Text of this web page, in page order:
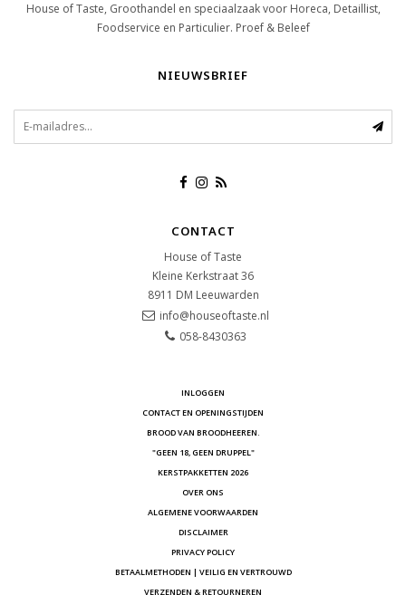
House of Taste, Groothandel en speciaalzaak voor Horeca, Detaillist,
Foodservice en Particulier. Proef & Beleef
NIEUWSBRIEF
CONTACT
House of Taste
Kleine Kerkstraat 36
8911 DM Leeuwarden
info@houseoftaste.nl
058-8430363
INLOGGEN
CONTACT EN OPENINGSTIJDEN
BROOD VAN BROODHEEREN.
"GEEN 18, GEEN DRUPPEL"
KERSTPAKKETTEN 2026
OVER ONS
ALGEMENE VOORWAARDEN
DISCLAIMER
PRIVACY POLICY
BETAALMETHODEN | VEILIG EN VERTROUWD
VERZENDEN & RETOURNEREN